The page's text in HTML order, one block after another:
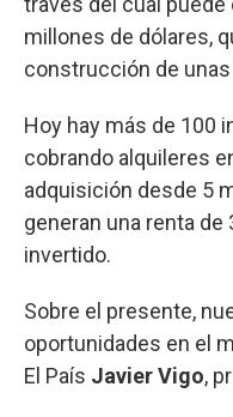
millones de dólares,
construcción de
Hoy hay más de 100
cobrando alquileres
adquisición desde 5
generan una renta de
invertido.
Sobre el presente,
oportunidades en el
El País Javier Vigo,